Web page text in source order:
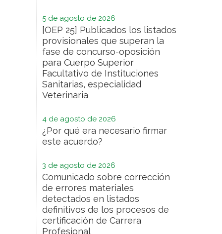
5 de agosto de 2026
[OEP 25] Publicados los listados
provisionales que superan la
fase de concurso-oposición
para Cuerpo Superior
Facultativo de Instituciones
Sanitarias, especialidad
Veterinaria
4 de agosto de 2026
¿Por qué era necesario firmar
este acuerdo?
3 de agosto de 2026
Comunicado sobre corrección
de errores materiales
detectados en listados
definitivos de los procesos de
certificación de Carrera
Profesional